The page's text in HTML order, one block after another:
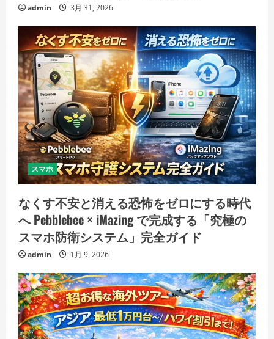
admin 3月 31, 2026
スマホ
なくす不安と消える恐怖をゼロにする時代
へ Pebblebee × iMazing で完成する「究極の
スマホ防衛システム」完全ガイド
admin 1月 9, 2026